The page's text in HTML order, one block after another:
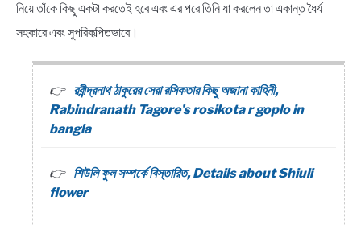
নিয়ে তাঁকে কিছু একটা করতেই হবে এবং এর পরে তিনি যা করলেন তা একান্ত ধৈর্য
সহকারে এবং সুপরিকল্পিতভাবে।
রবীন্দ্রনাথ ঠাকুরের সেরা রসিকতার কিছু অজানা কাহিনী,
Rabindranath Tagore’s rosikota r goplo in
bangla
শিউলি ফুল সম্পর্কে বিস্তারিত, Details about Shiuli
flower